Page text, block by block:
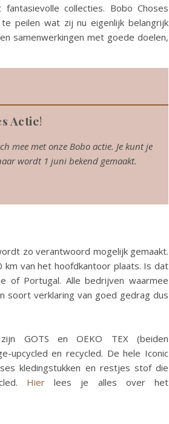
collecties. Bobo Choses
peilen wat zij nu eigenlijk belangrijk
samenwerkingen met goede doelen,
Actie!
mee met onze Bobo actie. Je kunt je
wordt 1 juni bekend gemaakt.
zo verantwoord mogelijk gemaakt.
van het hoofdkantoor plaats. Is dat
of Portugal. Alle bedrijven waarmee
soort verklaring van goed gedrag dus
GOTS en OEKO TEX (beiden
upcycled en recycled. De hele Iconic
kledingstukken en restjes stof die
Hierlees je alles over het